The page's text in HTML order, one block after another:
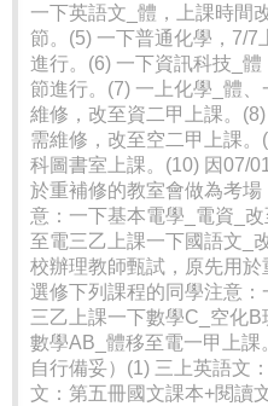
一下英語文_體，上課時間
節。(5) 一下普通化學，7/7
進行。(6) 一下資訊科技_
節進行。(7) 一上化學_體
維修，改至資二甲上課。
需維修，改至空二甲上課
科圖書室上課。(10) 因07/
於重補修的教室會做為考
意：一下基本電學_電資_
至電三乙上課一下國語文_
校辦理教師甄試，原先用
選修下列課程的同學注意
三乙上課一下數學C_空化
數學AB_體移至電一甲上課
自行備妥）(1) 三上英語文
文：第五冊國文課本+閱讀